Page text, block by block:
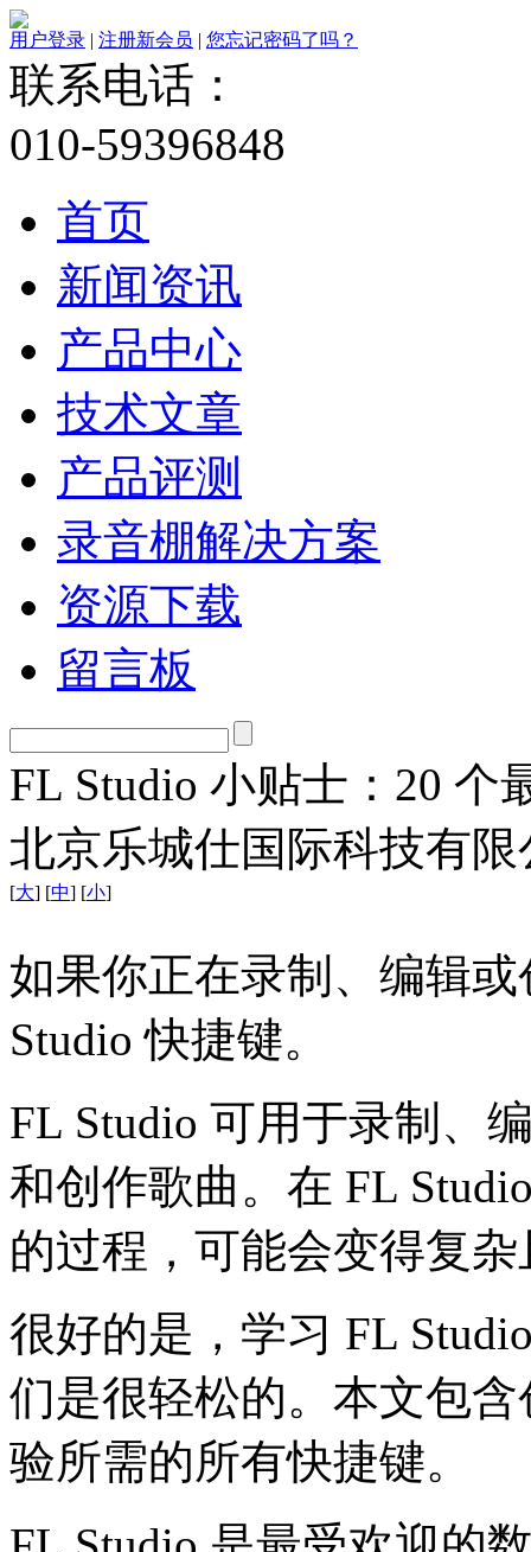
用户登录 | 注册新会员 | 您忘记密码了吗？
联系电话：
010-59396848
首页
新闻资讯
产品中心
技术文章
产品评测
录音棚解决方案
资源下载
留言板
FL Studio 小贴士：20 个
北京乐城仕国际科技有
[大] [中] [小]
如果你正在录制、编辑
Studio 快捷键。
FL Studio 可用于录制、
和创作歌曲。在 FL
的过程，可能会变得复
很好的是，学习 FL
们是很轻松的。本文包
验所需的所有快捷键。